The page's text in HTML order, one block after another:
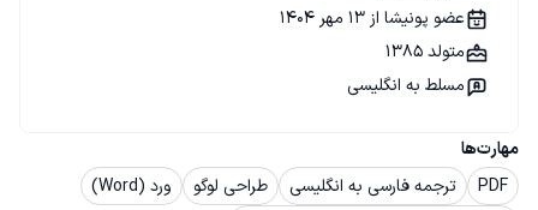
مهارت‌ها
PDF
ترجمه فارسی به انگلیسی طراحی لوگو
ورد (Word)
عضو پونیشا از 13 مهر 1404
متولد 1385
مسلط به انگلیسی